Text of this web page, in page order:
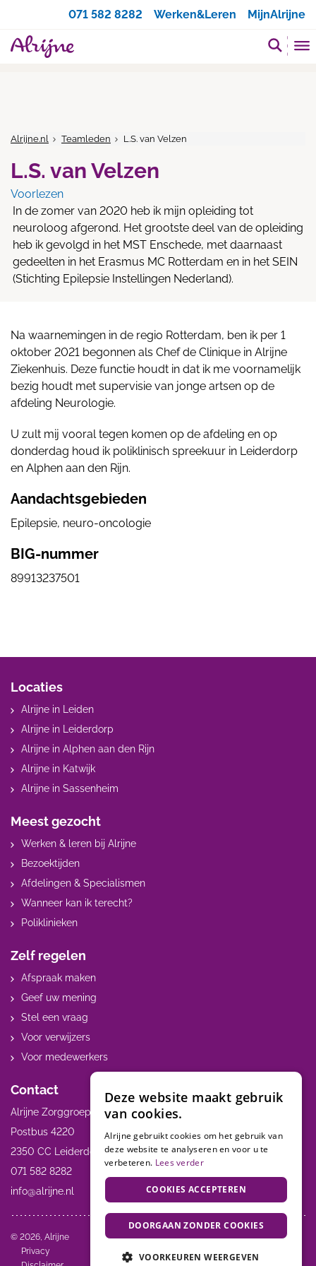
071 582 8282
Werken&Leren MijnAlrijne
Alrijne.nl Teamleden L.S. van Velzen
L.S. van Velzen
Voorlezen
In de zomer van 2020 heb ik mijn opleiding tot
neuroloog afgerond. Het grootste deel van de opleiding
heb ik gevolgd in het MST Enschede, met daarnaast
gedeelten in het Erasmus MC Rotterdam en in het SEIN
(Stichting Epilepsie Instellingen Nederland).
Na waarnemingen in de regio Rotterdam, ben ik per 1
oktober 2021 begonnen als Chef de Clinique in Alrijne
Ziekenhuis. Deze functie houdt in dat ik me voornamelijk
bezig houdt met supervisie van jonge artsen op de
afdeling Neurologie.
U zult mij vooral tegen komen op de afdeling en op
donderdag houd ik poliklinisch spreekuur in Leiderdorp
en Alphen aan den Rijn.
Aandachtsgebieden
Epilepsie, neuro-oncologie
BIG-nummer
89913237501
Locaties
Alrijne in Leiden
Alrijne in Leiderdorp
Alrijne in Alphen aan den Rijn
Alrijne in Katwijk
Alrijne in Sassenheim
Meest gezocht
Werken & leren bij Alrijne
Bezoektijden
Afdelingen & Specialismen
Wanneer kan ik terecht?
Poliklinieken
Zelf regelen
Afspraak maken
Geef uw mening
Stel een vraag
Voor verwijzers
Voor medewerkers
Contact
Alrijne Zorggroep
Postbus 4220
2350 CC Leiderdorp
071 582 8282
info@alrijne.nl
© 2026, Alrijne
Privacy
Volg ons:
Deze website maakt gebruik
van cookies.
Alrijne gebruikt cookies om het gebruik van
deze website te analyseren en voor u te
verbeteren. Lees verder
COOKIES ACCEPTEREN
DOORGAAN ZONDER COOKIES
VOORKEUREN WEERGEVEN